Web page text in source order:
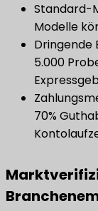
Standard-
Modelle
Dringende
5.000
70%